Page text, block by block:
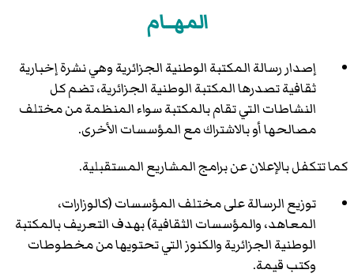
المهــام
إصدار رسالة المكتبة الوطنية الجزائرية وهي نشرة إخبارية
ثقافية تصدرها المكتبة الوطنية الجزائرية، تضم كل
النشاطات التي تقام بالمكتبة سواء المنظمة من مختلف
مصالحها أو بالاشتراك مع المؤسسات الأخرى.
كما تتكفل بالإعلان عن برامج المشاريع المستقبلية.
توزيع الرسالة على مختلف المؤسسات (كالوزارات،
المعاهد، والمؤسسات الثقافية) بهدف التعريف بالمكتبة
الوطنية الجزائرية والكنوز التي تحتويها من مخطوطات
وكتب قيمة.